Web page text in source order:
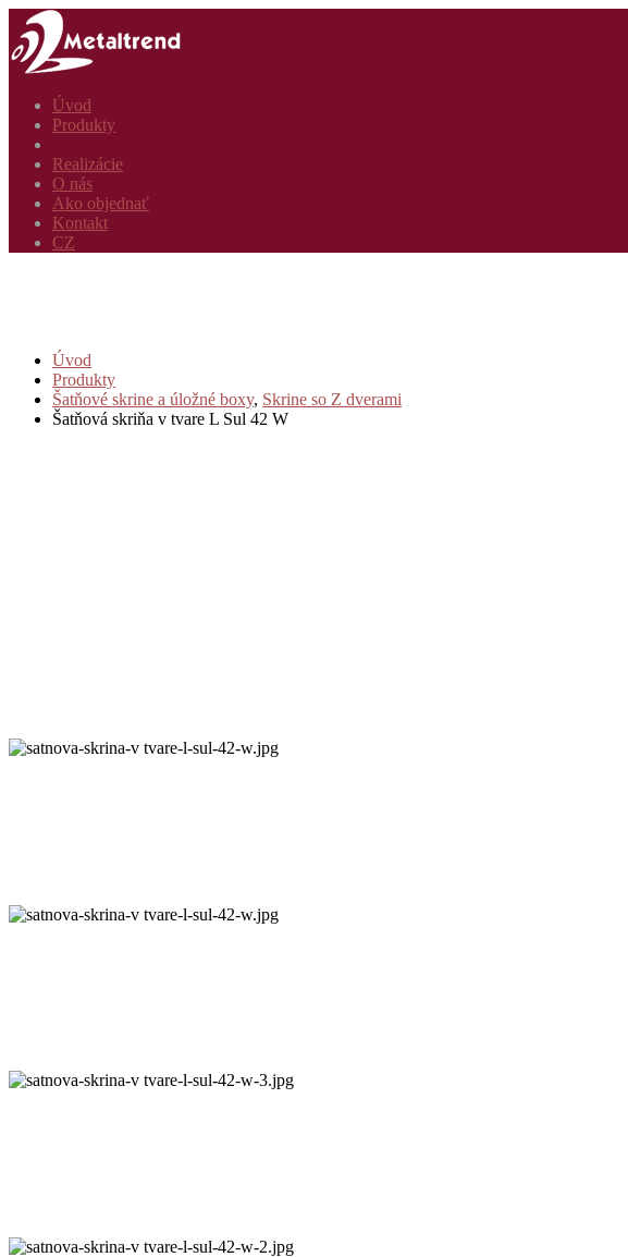
Úvod
Produkty
Realizácie
O nás
Ako objednať
Kontakt
CZ
Úvod
Produkty
Šatňové skrine a úložné boxy, Skrine so Z dverami
Šatňová skriňa v tvare L Sul 42 W